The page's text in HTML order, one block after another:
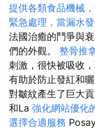
提供各類食品機械
緊急處理，當漏水
法國治癒的鬥爭與
們的外觀。 整骨推
刺激，很快被吸收
有助於防止發紅和
對皺紋產生了巨大貢
和La 強化網站優化
選擇合適服務